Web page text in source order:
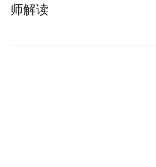
师解读